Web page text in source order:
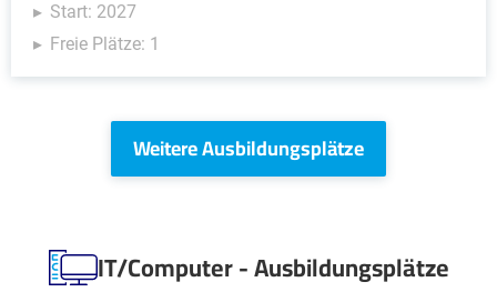
Start: 2027
Freie Plätze: 1
Weitere Ausbildungsplätze
IT/Computer - Ausbildungsplätze